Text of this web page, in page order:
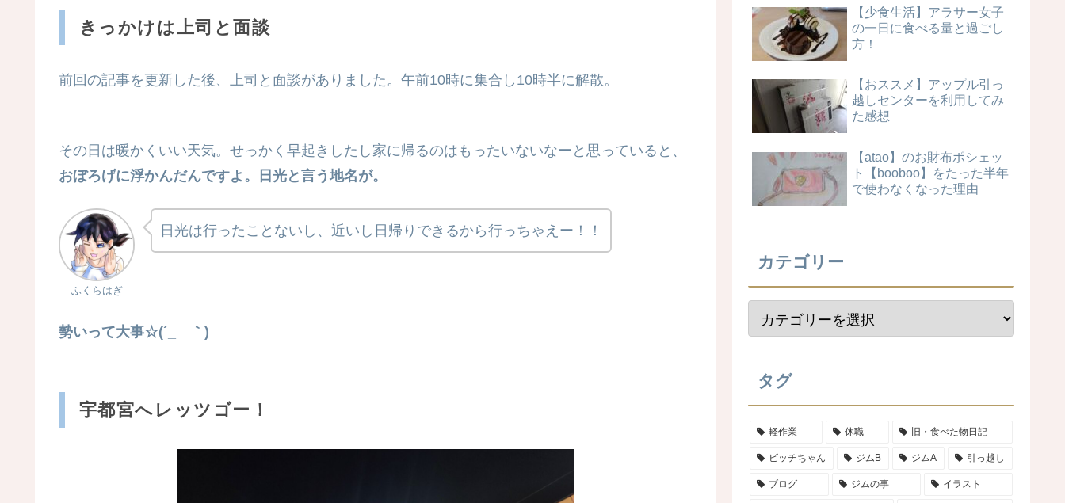
きっかけは上司と面談
前回の記事を更新した後、上司と面談がありました。午前10時に集合し10時半に解散。
その日は暖かくいい天気。せっかく早起きしたし家に帰るのはもったいないなーと思っていると、
おぼろげに浮かんだんですよ。日光と言う地名が。
ふくらはぎ
日光は行ったことないし、近いし日帰りできるから行っちゃえー！！
勢いって大事☆(´_ゝ｀)
宇都宮へレッツゴー！
【少食生活】アラサー女子
の一日に食べる量と過ごし
方！
【おススメ】アップル引っ
越しセンターを利用してみ
た感想
【atao】のお財布ポシェッ
ト【booboo】をたった半年
で使わなくなった理由
カテゴリー
タグ
軽作業 休職 旧・食べた物日記
ビッチちゃん ジムB ジムA 引っ越し
ブログ ジムの事 イラスト